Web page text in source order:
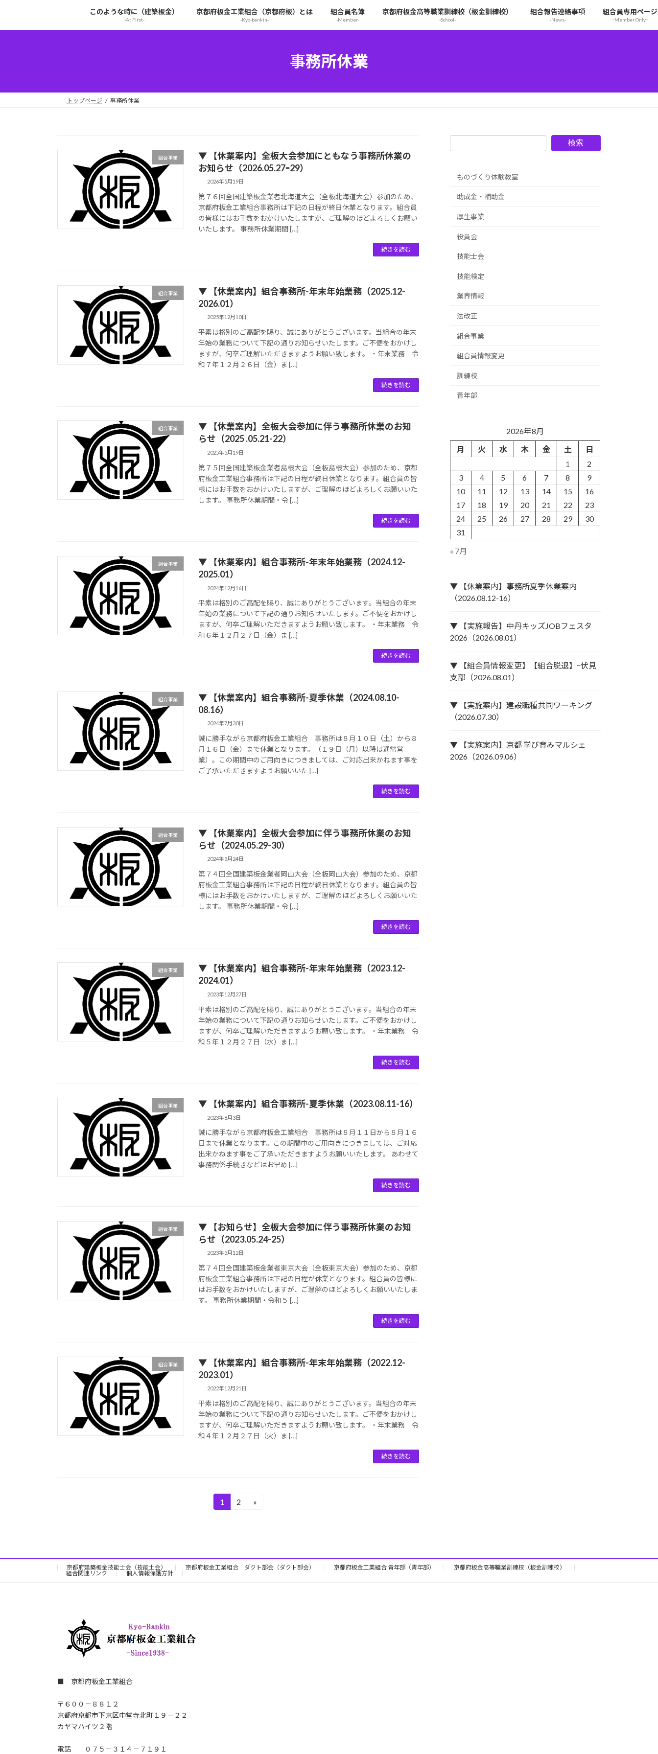
テ
ゲ
このような時に（建築板金）
-At First-
京都府板金工業組合（京都府板）とは
-Kyo-bankin-
組合員名簿
-Member-
京都府板金高等職業訓練校（板金訓練校）
-School-
組合報告連絡事項
-News-
組合員専用ページ
ｰMember Onlyｰ
事務所休業
トップページ 事務所休業
組合事業
▼ 【休業案内】全板大会参加にともなう事務所休業の
お知らせ（2026.05.27ｰ29）
2026年5月19日
第７６回全国建築板金業者北海道大会（全板北海道大会）参加のため、
京都府板金工業組合事務所は下記の日程が終日休業となります。組合員
の皆様にはお手数をおかけいたしますが、ご理解のほどよろしくお願い
いたします。 事務所休業期間 […]
続きを読む
組合事業
▼ 【休業案内】組合事務所-年末年始業務（2025.12-
2026.01）
2025年12月10日
平素は格別のご高配を賜り、誠にありがとうございます。当組合の年末
年始の業務について下記の通りお知らせいたします。ご不便をおかけし
ますが、何卒ご理解いただきますようお願い致します。 ・年末業務 令
和７年１２月２６日（金）ま […]
続きを読む
組合事業
▼ 【休業案内】全板大会参加に伴う事務所休業のお知
らせ（2025 .05.21-22）
2025年5月19日
第７５回全国建築板金業者島根大会（全板島根大会）参加のため、京都
府板金工業組合事務所は下記の日程が終日休業となります。組合員の皆
様にはお手数をおかけいたしますが、ご理解のほどよろしくお願いいた
します。 事務所休業期間・令 […]
続きを読む
組合事業
▼ 【休業案内】組合事務所-年末年始業務（2024.12-
2025.01）
2024年12月16日
平素は格別のご高配を賜り、誠にありがとうございます。当組合の年末
年始の業務について下記の通りお知らせいたします。ご不便をおかけし
ますが、何卒ご理解いただきますようお願い致します。 ・年末業務 令
和６年１２月２７日（金）ま […]
続きを読む
組合事業
▼ 【休業案内】組合事務所-夏季休業（2024.08.10-
08.16）
2024年7月30日
誠に勝手ながら京都府板金工業組合 事務所は８月１０日（土）から８
月１６日（金）まで休業となります。（１９日（月）以降は通常営
業）。この期間中のご用向きにつきましては、ご対応出来かねます事を
ご了承いただきますようお願いいた […]
続きを読む
組合事業
▼ 【休業案内】全板大会参加に伴う事務所休業のお知
らせ（2024.05.29-30）
2024年5月24日
第７４回全国建築板金業者岡山大会（全板岡山大会）参加のため、京都
府板金工業組合事務所は下記の日程が終日休業となります。組合員の皆
様にはお手数をおかけいたしますが、ご理解のほどよろしくお願いいた
します。 事務所休業期間・令 […]
続きを読む
組合事業
▼ 【休業案内】組合事務所-年末年始業務（2023.12-
2024.01）
2023年12月27日
平素は格別のご高配を賜り、誠にありがとうございます。当組合の年末
年始の業務について下記の通りお知らせいたします。ご不便をおかけし
ますが、何卒ご理解いただきますようお願い致します。 ・年末業務 令
和５年１２月２７日（水）ま […]
続きを読む
組合事業 ▼ 【休業案内】組合事務所-夏季休業（2023.08.11-16）
2023年8月3日
誠に勝手ながら京都府板金工業組合 事務所は８月１１日から８月１６
日まで休業となります。この期間中のご用向きにつきましては、ご対応
出来かねます事をご了承いただきますようお願いいたします。 あわせて
事務関係手続きなどはお早め […]
続きを読む
組合事業
▼ 【お知らせ】全板大会参加に伴う事務所休業のお知
らせ（2023.05.24-25）
2023年5月12日
第７４回全国建築板金業者東京大会（全板東京大会）参加のため、京都
府板金工業組合事務所は下記の日程が休業となります。組合員の皆様に
はお手数をおかけいたしますが、ご理解のほどよろしくお願いいたしま
す。 事務所休業期間・令和５ […]
続きを読む
組合事業
▼ 【休業案内】組合事務所-年末年始業務（2022.12-
2023.01）
2022年12月21日
平素は格別のご高配を賜り、誠にありがとうございます。当組合の年末
年始の業務について下記の通りお知らせいたします。ご不便をおかけし
ますが、何卒ご理解いただきますようお願い致します。 ・年末業務 令
和４年１２月２７日（火）ま […]
続きを読む
ペ
ー
り
固
1
固
2 »
検索
ものづくり体験教室
助成金・補助金
厚生事業
役員会
技能士会
技能検定
業界情報
法改正
組合事業
組合員情報変更
訓練校
青年部
2026年8月
月
火 水 木 金 土
日
1
2
3
4 5 6 7 8
9
10
11 12 13 14 15
16
17
18 19 20 21 22
23
24
25 26 27 28 29
30
31
« 7月
▼ 【休業案内】事務所夏季休業案内
（2026.08.12-16）
▼ 【実施報告】中丹キッズJOBフェスタ
2026（2026.08.01）
▼ 【組合員情報変更】【組合脱退】ｰ伏見
支部（2026.08.01）
▼ 【実施案内】建設職種共同ワーキング
（2026.07.30）
▼ 【実施案内】京都 学び育みマルシェ
2026（2026.09.06）
京都府建築板金技能士会（技能士会） 京都府板金工業組合 ダクト部会（ダクト部会） 京都府板金工業組合 青年部（青年部）
京都府板金高等職業訓練校（板金訓練校）
組合関連リンク
個人情報保護方針
■ 京都府板金工業組合
〒６００－８８１２
京都府京都市下京区中堂寺北町１９－２２
カヤマハイツ２階
電話 ０７５－３１４－７１９１